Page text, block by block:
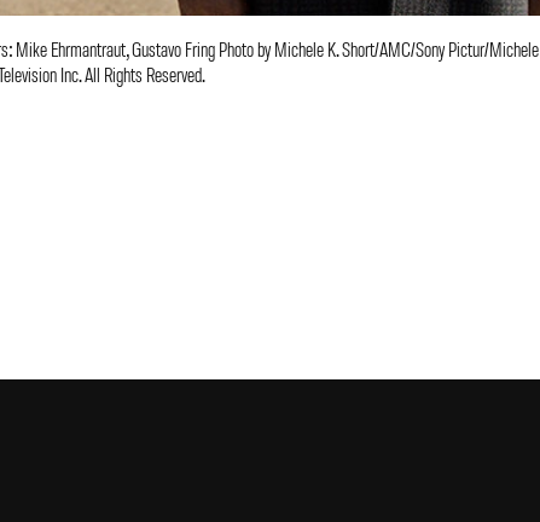
Mike Ehrmantraut, Gustavo Fring Photo by Michele K. Short/AMC/Sony Pictur/Michele
Inc. All Rights Reserved.